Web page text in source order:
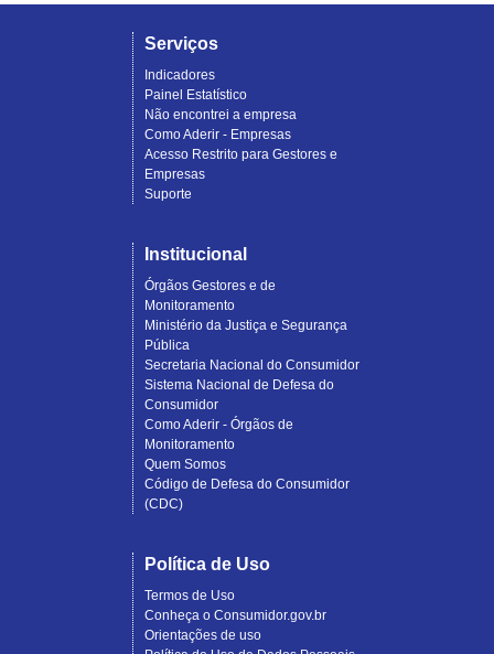
Serviços
Indicadores
Painel Estatístico
Não encontrei a empresa
Como Aderir - Empresas
Acesso Restrito para Gestores e
Empresas
Suporte
Institucional
Órgãos Gestores e de
Monitoramento
Ministério da Justiça e Segurança
Pública
Secretaria Nacional do Consumidor
Sistema Nacional de Defesa do
Consumidor
Como Aderir - Órgãos de
Monitoramento
Quem Somos
Código de Defesa do Consumidor
(CDC)
Política de Uso
Termos de Uso
Conheça o Consumidor.gov.br
Orientações de uso